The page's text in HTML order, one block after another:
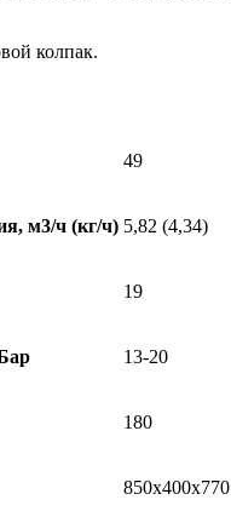
колпак.
49
м3/ч (кг/ч) 5,82 (4,34)
19
13-20
180
850х400х770